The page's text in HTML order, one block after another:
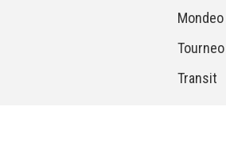
Mondeo
Transit